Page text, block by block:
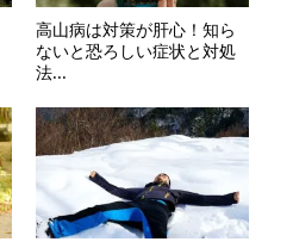
高山病は対策が肝心！知ら
ないと恐ろしい症状と対処
法...